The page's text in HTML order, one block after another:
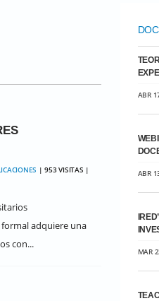
| 953 VISITAS |
formal adquiere una
con...
ABR
ABR
MAR